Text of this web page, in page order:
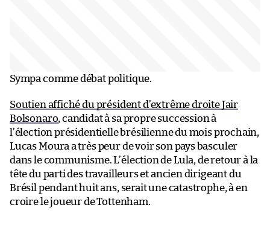
Sympa comme débat politique.
Soutien affiché du président d’extrême droite Jair
Bolsonaro, candidat à sa propre succession à
l’élection présidentielle brésilienne du mois prochain,
Lucas Moura a très peur de voir son pays basculer
dans le communisme. L’élection de Lula, de retour à la
tête du parti des travailleurs et ancien dirigeant du
Brésil pendant huit ans, serait une catastrophe, à en
croire le joueur de Tottenham.